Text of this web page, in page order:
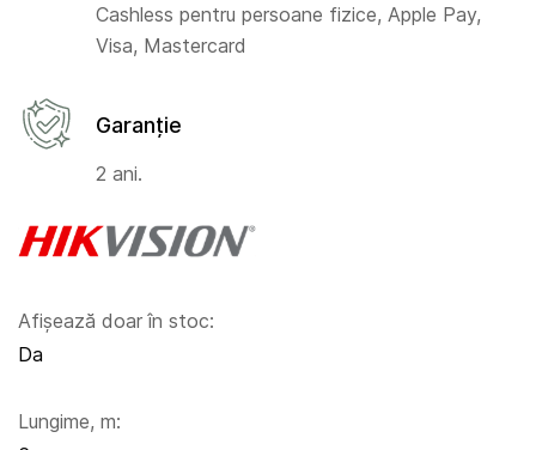
Afișează doar în stoc:
Da
Lungime, m:
Cashless pentru persoane fizice, Apple Pay,
Visa, Mastercard
Garanție
2 ani.